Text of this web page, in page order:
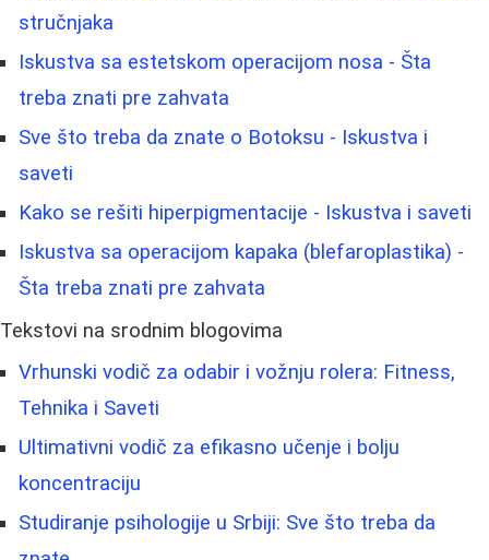
stručnjaka
Iskustva sa estetskom operacijom nosa - Šta
treba znati pre zahvata
Sve što treba da znate o Botoksu - Iskustva i
saveti
Kako se rešiti hiperpigmentacije - Iskustva i saveti
Iskustva sa operacijom kapaka (blefaroplastika) -
Šta treba znati pre zahvata
Tekstovi na srodnim blogovima
Vrhunski vodič za odabir i vožnju rolera: Fitness,
Tehnika i Saveti
Ultimativni vodič za efikasno učenje i bolju
koncentraciju
Studiranje psihologije u Srbiji: Sve što treba da